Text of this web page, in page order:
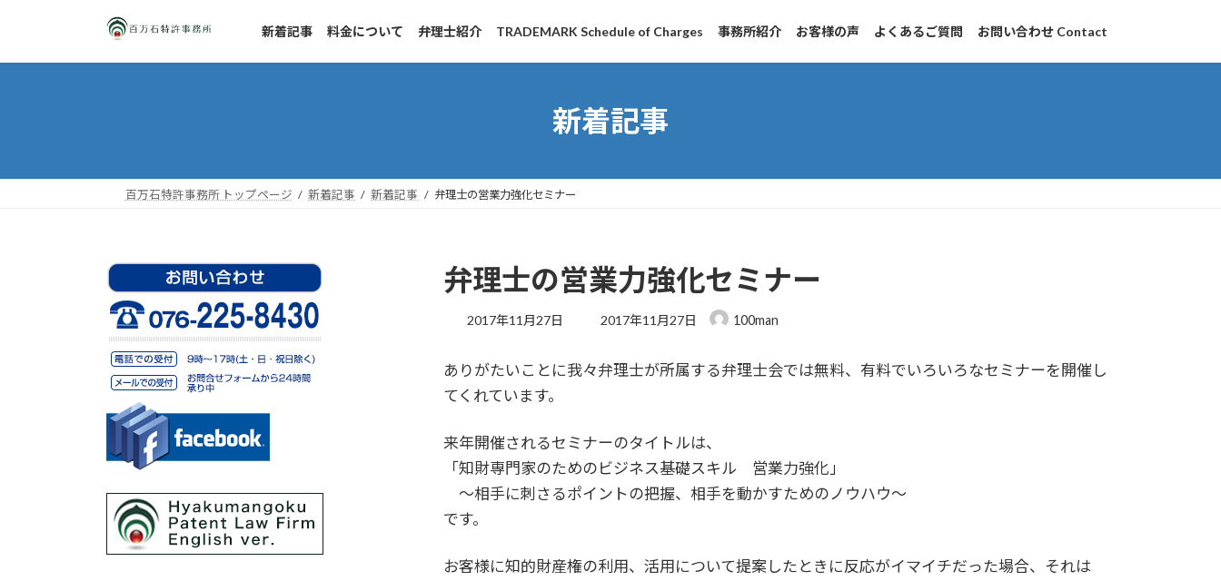
ッ
移
新着記事 料金について 弁理士紹介 TRADEMARK Schedule of Charges 事務所紹介 お客様の声 よくあるご質問 お問い合わせ Contact
新着記事
百万石特許事務所 トップページ 新着記事 新着記事 弁理士の営業力強化セミナー
弁理士の営業力強化セミナー
2017年11月27日
最
新
2017年11月27日 100man
ありがたいことに我々弁理士が所属する弁理士会では無料、有料でいろいろなセミナーを開催し
てくれています。
来年開催されるセミナーのタイトルは、
「知財専門家のためのビジネス基礎スキル 営業力強化」
～相手に刺さるポイントの把握、相手を動かすためのノウハウ～
です。
お客様に知的財産権の利用、活用について提案したときに反応がイマイチだった場合、それは